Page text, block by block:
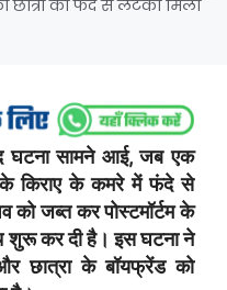
छात्रा का फंदे से लटका मिला
घटना सामने आई, जब एक
किराए के कमरे में फंदे से
को जब्त कर पोस्टमॉर्टम के
शुरू कर दी है। इस घटना ने
छात्रा के बॉयफ्रेंड को